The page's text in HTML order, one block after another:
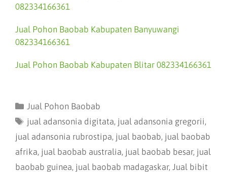
082334166361
Jual Pohon Baobab Kabupaten Banyuwangi
082334166361
Jual Pohon Baobab Kabupaten Blitar 082334166361
Jual Pohon Baobab
jual adansonia digitata, jual adansonia gregorii,
jual adansonia rubrostipa, jual baobab, jual baobab
afrika, jual baobab australia, jual baobab besar, jual
baobab guinea, jual baobab madagaskar, Jual bibit